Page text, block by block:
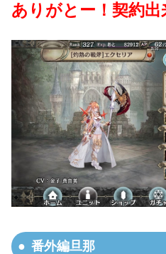
ありがとー！契約出
番外編旦那